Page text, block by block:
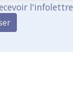
l'infolettre